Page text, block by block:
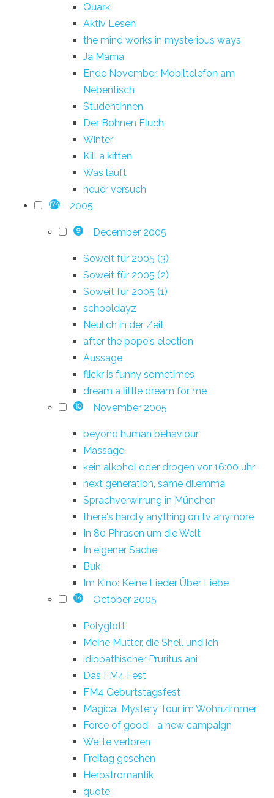
Quark
Aktiv Lesen
the mind works in mysterious ways
Ja Mama
Ende November, Mobiltelefon am
Nebentisch
Studentinnen
Der Bohnen Fluch
Winter
Kill a kitten
Was läuft
neuer versuch
174 2005
9 December 2005
Soweit für 2005 (3)
Soweit für 2005 (2)
Soweit für 2005 (1)
schooldayz
Neulich in der Zeit
after the pope's election
Aussage
flickr is funny sometimes
dream a little dream for me
10 November 2005
beyond human behaviour
Massage
kein alkohol oder drogen vor 16:00 uhr
next generation, same dilemma
Sprachverwirrung in München
there's hardly anything on tv anymore
In 80 Phrasen um die Welt
In eigener Sache
Buk
Im Kino: Keine Lieder Über Liebe
14 October 2005
Polyglott
Meine Mutter, die Shell und ich
idiopathischer Pruritus ani
Das FM4 Fest
FM4 Geburtstagsfest
Magical Mystery Tour im Wohnzimmer
Force of good - a new campaign
Wette verloren
Freitag gesehen
Herbstromantik
quote